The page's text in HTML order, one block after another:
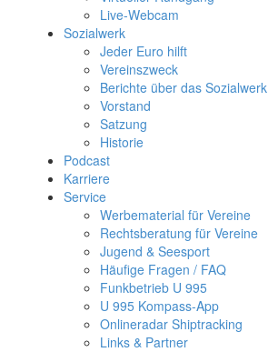
Live-Webcam
Sozialwerk
Jeder Euro hilft
Vereinszweck
Berichte über das Sozialwerk
Vorstand
Satzung
Historie
Podcast
Karriere
Service
Werbematerial für Vereine
Rechtsberatung für Vereine
Jugend & Seesport
Häufige Fragen / FAQ
Funkbetrieb U 995
U 995 Kompass-App
Onlineradar Shiptracking
Links & Partner